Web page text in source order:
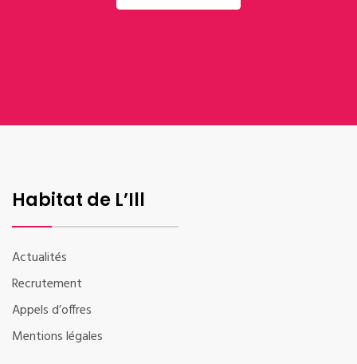
Habitat de L’Ill
Actualités
Recrutement
Appels d’offres
Mentions légales